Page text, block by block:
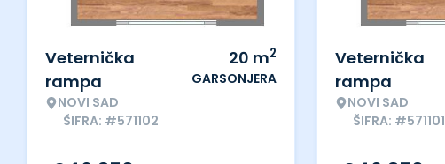
Veternička
rampa
NOVI SAD
ŠIFRA: #571102
20 m2
GARSONJERA
Veternička
rampa
NOVI SAD
ŠIFRA: #571101